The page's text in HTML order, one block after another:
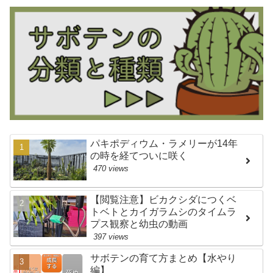
パキポディウム・ラメリーが14年
の時を経てついに咲く
470 views
【閲覧注意】ビカクシダにつくベ
トベトとカイガラムシのタイムラ
プス観察と幼虫の動画
397 views
サボテンの育て方まとめ【水やり
編】